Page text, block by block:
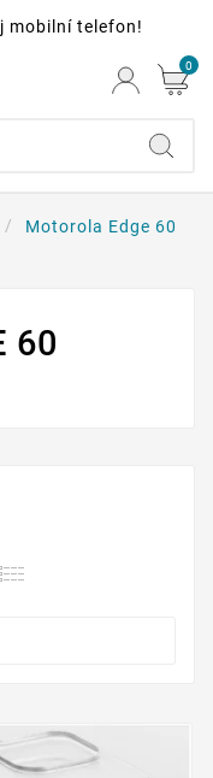
mobilní telefon!
0
Motorola Edge 60
60